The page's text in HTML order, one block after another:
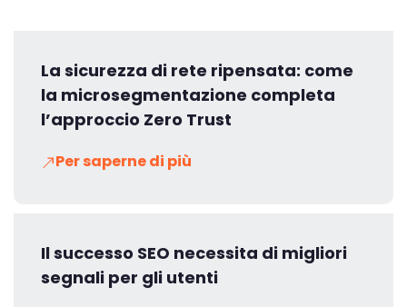
La sicurezza di rete ripensata: come
la microsegmentazione completa
l’approccio Zero Trust
Per saperne di più
Il successo SEO necessita di migliori
segnali per gli utenti